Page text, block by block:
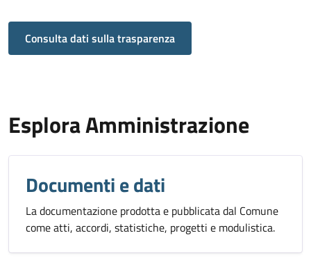
Consulta dati sulla trasparenza
Esplora Amministrazione
Documenti e dati
La documentazione prodotta e pubblicata dal Comune
come atti, accordi, statistiche, progetti e modulistica.